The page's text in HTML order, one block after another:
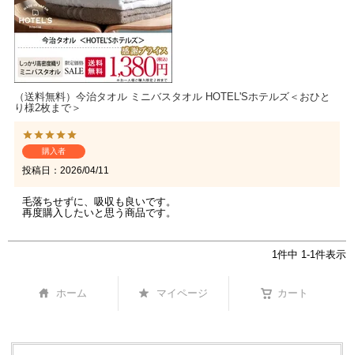
（送料無料）今治タオル ミニバスタオル HOTEL'Sホテルズ＜おひと
り様2枚まで＞
購入者
投稿日 2026/04/11
毛落ちせずに、吸収も良いです。
再度購入したいと思う商品です。
1件中 1-1件表示
ホーム マイページ カート